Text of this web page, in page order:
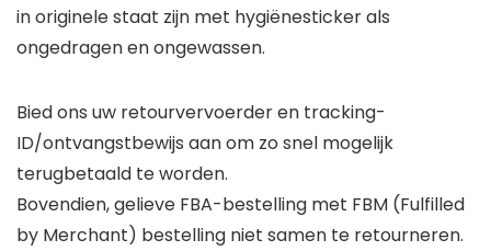
in originele staat zijn met hygiënesticker als
ongedragen en ongewassen.
Bied ons uw retourvervoerder en tracking-
ID/ontvangstbewijs aan om zo snel mogelijk
terugbetaald te worden.
Bovendien, gelieve FBA-bestelling met FBM (Fulfilled
by Merchant) bestelling niet samen te retourneren.